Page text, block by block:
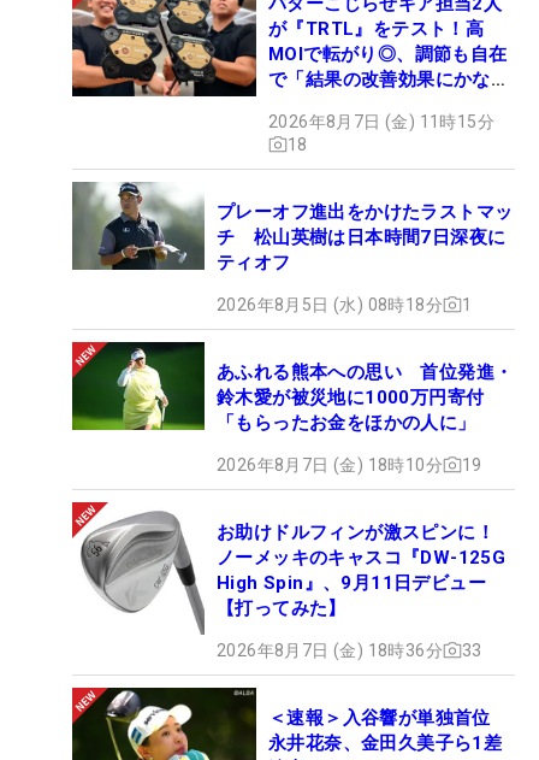
が『TRTL』をテスト！高
MOIで転がり◎、調節も自在
で「結果の改善効果にかなり
2026年8月7日 (金) 11時15分
18
プレーオフ進出をかけたラストマッ
チ 松山英樹は日本時間7日深夜に
ティオフ
2026年8月5日 (水) 08時18分 1
あふれる熊本への思い 首位発進・
鈴木愛が被災地に1000万円寄付
「もらったお金をほかの人に」
2026年8月7日 (金) 18時10分 19
お助けドルフィンが激スピンに！
ノーメッキのキャスコ『DW-125G
High Spin』、9月11日デビュー
【打ってみた】
2026年8月7日 (金) 18時36分 33
＜速報＞入谷響が単独首位
永井花奈、金田久美子ら1差